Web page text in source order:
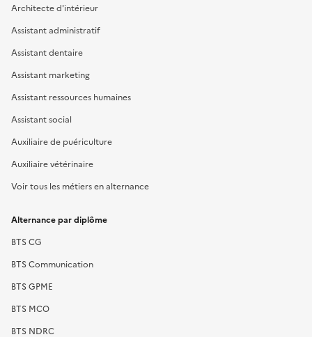
Architecte d'intérieur
Assistant administratif
Assistant dentaire
Assistant marketing
Assistant ressources humaines
Assistant social
Auxiliaire de puériculture
Auxiliaire vétérinaire
Voir tous les métiers en alternance
Alternance par diplôme
BTS CG
BTS Communication
BTS GPME
BTS MCO
BTS NDRC